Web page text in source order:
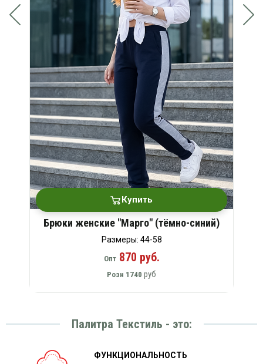
Купить
Брюки женские "Марго" (тёмно-синий)
Размеры: 44-58
Опт870 руб.
Розн 1740 руб
Палитра Текстиль - это:
ФУНКЦИОНАЛЬНОСТЬ